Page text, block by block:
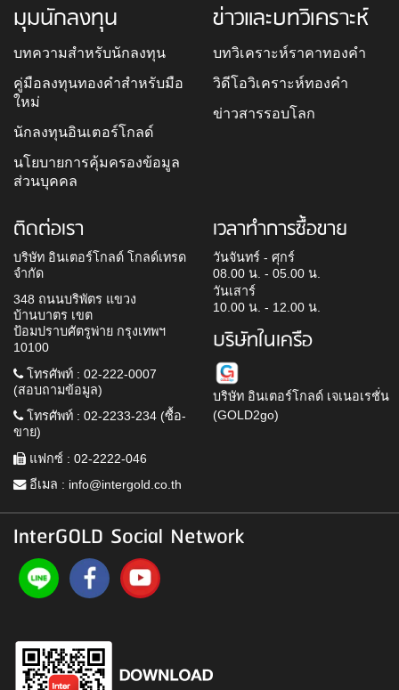
มุมนักลงทุน
บทความสำหรับนักลงทุน
คู่มือลงทุนทองคำสำหรับมือ
ใหม่
นักลงทุนอินเตอร์โกลด์
นโยบายการคุ้มครองข้อมูล
ส่วนบุคคล
ข่าวและบทวิเคราะห์
บทวิเคราะห์ราคาทองคำ
วิดีโอวิเคราะห์ทองคำ
ข่าวสารรอบโลก
ติดต่อเรา
บริษัท อินเตอร์โกลด์ โกลด์เทรด
จำกัด
348 ถนนบริพัตร แขวง
บ้านบาตร เขต
ป้อมปราบศัตรูพ่าย กรุงเทพฯ
10100
โทรศัพท์ : 02-222-0007
(สอบถามข้อมูล)
โทรศัพท์ : 02-2233-234 (ซื้อ-
ขาย)
แฟกซ์ : 02-2222-046
อีเมล : info@intergold.co.th
เวลาทำการซื้อขาย
วันจันทร์ - ศุกร์
08.00 น. - 05.00 น.
วันเสาร์
10.00 น. - 12.00 น.
บริษัทในเครือ
บริษัท อินเตอร์โกลด์ เจเนอเรชั่น
(GOLD2go)
InterGOLD Social Network